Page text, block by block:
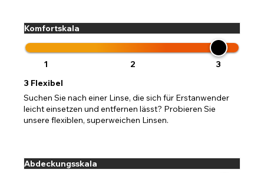
Komfortskala
1 2
3
3 Flexibel
Suchen Sie nach einer Linse, die sich für Erstanwender
leicht einsetzen und entfernen lässt? Probieren Sie
unsere flexiblen, superweichen Linsen.
Abdeckungsskala